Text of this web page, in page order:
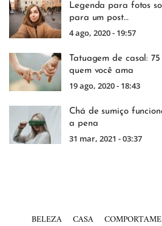
Legenda para fotos
para um post…
4 ago, 2020 - 19:57
Tatuagem de casal:
quem você ama
19 ago, 2020 - 18:43
Chá de sumiço
a pena
31 mar, 2021 - 03:37
BELEZA CASA